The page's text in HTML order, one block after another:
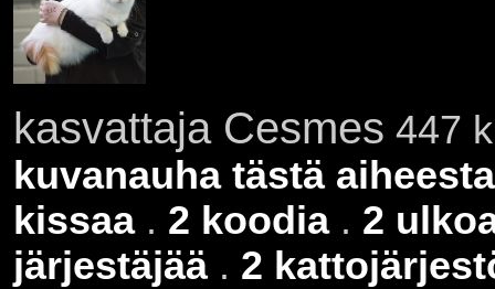
kasvattaja Cesmes 447
kuvanauha tästä aiheesta
kissaa. 2 koodia. 2
järjestäjää. 2